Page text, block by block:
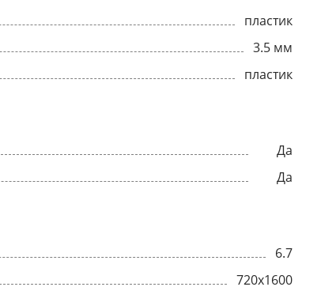
пластик
3.5 мм
пластик
Да
Да
6.7
720x1600